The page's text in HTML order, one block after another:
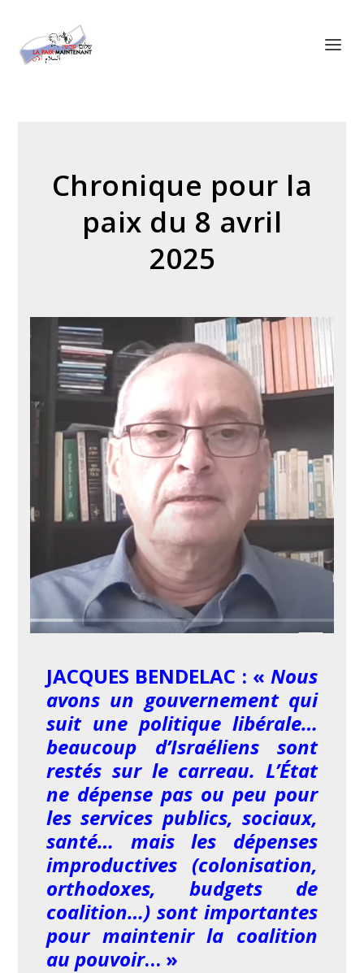
Chronique pour la
paix du 8 avril
2025
JACQUES BENDELAC : « Nous
avons un gouvernement qui
suit une politique libérale…
beaucoup d’Israéliens sont
restés sur le carreau. L’État
ne dépense pas ou peu pour
les services publics, sociaux,
santé… mais les dépenses
improductives (colonisation,
orthodoxes, budgets de
coalition…) sont importantes
pour maintenir la coalition
au pouvoir… »